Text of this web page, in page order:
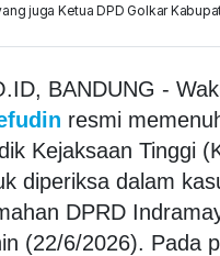
juga Ketua DPD Golkar
BANDUNG -
resmi
Kejaksaan Tinggi
diperiksa dalam
DPRD
(22/6/2026). Pada